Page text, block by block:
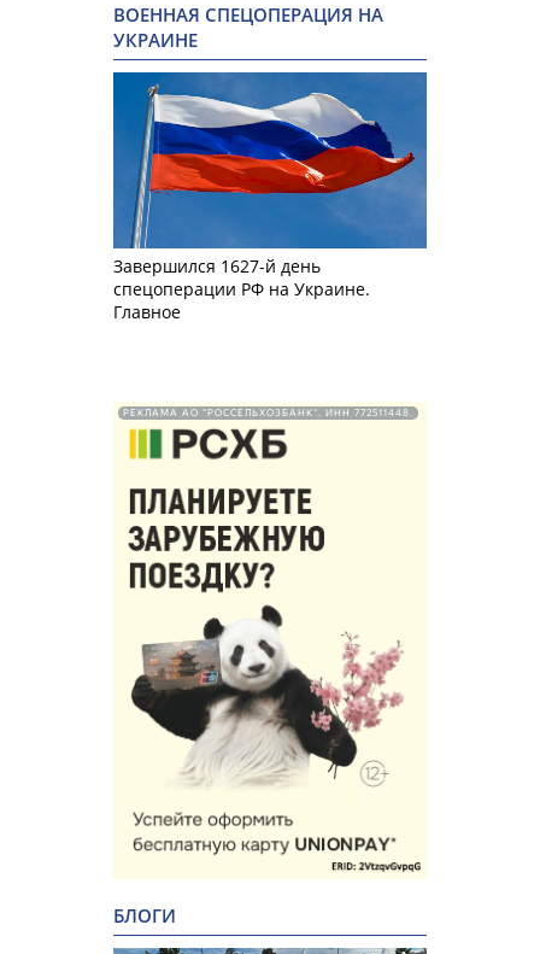
ВОЕННАЯ СПЕЦОПЕРАЦИЯ НА
УКРАИНЕ
Завершился 1627-й день
спецоперации РФ на Украине.
Главное
РЕКЛАМА АО "РОССЕЛЬХОЗБАНК". ИНН 772511448.
БЛОГИ